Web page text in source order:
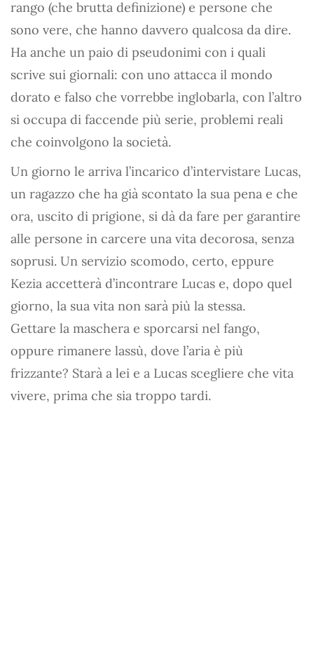
rango (che brutta definizione) e persone che
sono vere, che hanno davvero qualcosa da dire.
Ha anche un paio di pseudonimi con i quali
scrive sui giornali: con uno attacca il mondo
dorato e falso che vorrebbe inglobarla, con l’altro
si occupa di faccende più serie, problemi reali
che coinvolgono la società.
Un giorno le arriva l’incarico d’intervistare Lucas,
un ragazzo che ha già scontato la sua pena e che
ora, uscito di prigione, si dà da fare per garantire
alle persone in carcere una vita decorosa, senza
soprusi. Un servizio scomodo, certo, eppure
Kezia accetterà d’incontrare Lucas e, dopo quel
giorno, la sua vita non sarà più la stessa.
Gettare la maschera e sporcarsi nel fango,
oppure rimanere lassù, dove l’aria è più
frizzante? Starà a lei e a Lucas scegliere che vita
vivere, prima che sia troppo tardi.